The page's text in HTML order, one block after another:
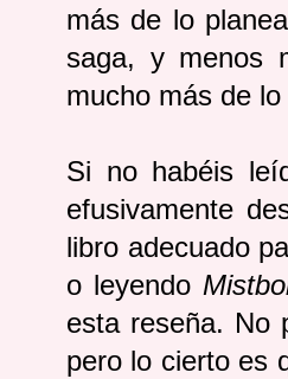
más de lo
saga, y menos
mucho más de
Si no habéis
efusivamente
libro adecuado
o leyendo
esta reseña. No
pero lo cierto es